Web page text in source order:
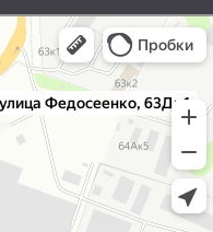
Новгород
Улица Федосеенко, 63Дк1 —
Яндекс Карты